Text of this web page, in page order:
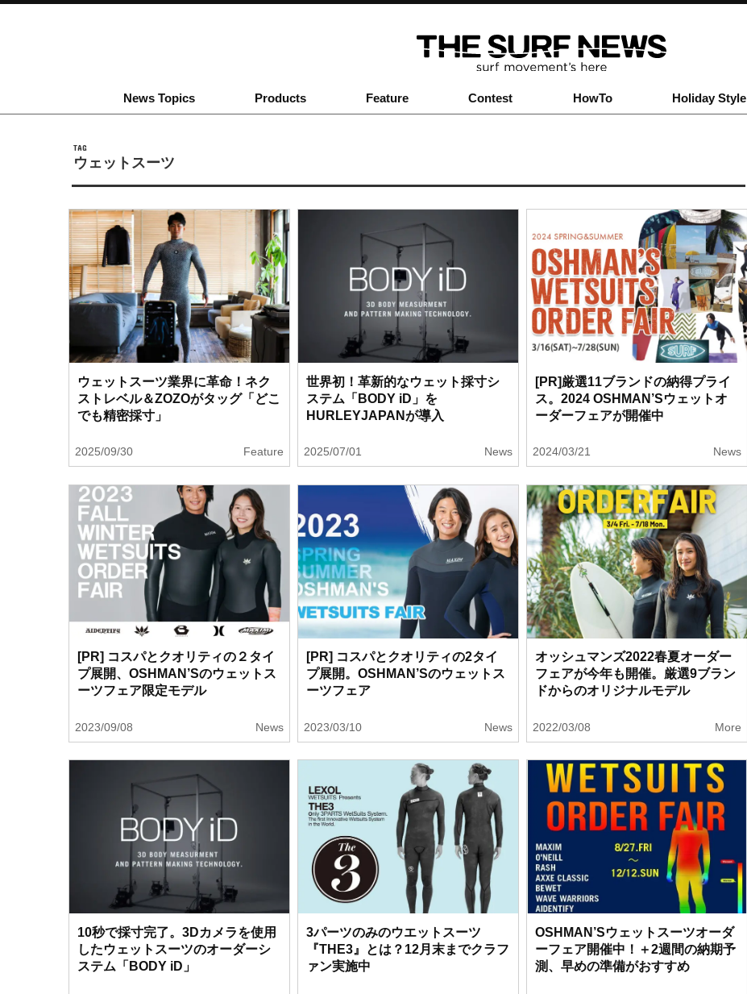
News Topics Products Feature Contest HowTo Holiday Style
TAG
ウェットスーツ
ウェットスーツ業界に革命！ネク
ストレベル＆ZOZOがタッグ「どこ
でも精密採寸」
2025/09/30 Feature
世界初！革新的なウェット採寸シ
ステム「BODY iD」を
HURLEYJAPANが導入
2025/07/01 News
[PR]厳選11ブランドの納得プライ
ス。2024 OSHMAN’Sウェットオ
ーダーフェアが開催中
2024/03/21 News
[PR] コスパとクオリティの２タイ
プ展開、OSHMAN’Sのウェットス
ーツフェア限定モデル
2023/09/08 News
[PR] コスパとクオリティの2タイ
プ展開。OSHMAN’Sのウェットス
ーツフェア
2023/03/10 News
オッシュマンズ2022春夏オーダー
フェアが今年も開催。厳選9ブラン
ドからのオリジナルモデル
2022/03/08 More
10秒で採寸完了。3Dカメラを使用
したウェットスーツのオーダーシ
ステム「BODY iD」
3パーツのみのウエットスーツ
『THE3』とは？12月末までクラフ
ァン実施中
OSHMAN’Sウェットスーツオーダ
ーフェア開催中！＋2週間の納期予
測、早めの準備がおすすめ